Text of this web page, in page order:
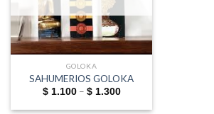
GOLOKA
SAHUMERIOS GOLOKA
$1.100 – $1.300Price
$ 1.100